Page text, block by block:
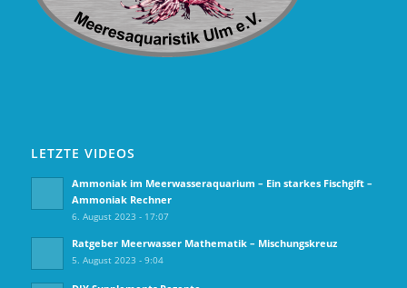
LETZTE VIDEOS
Ammoniak im Meerwasseraquarium – Ein starkes Fischgift –
Ammoniak Rechner
6. August 2023 - 17:07
Ratgeber Meerwasser Mathematik – Mischungskreuz
5. August 2023 - 9:04